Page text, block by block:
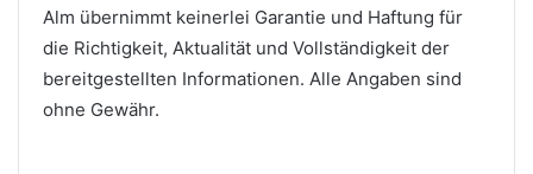
Alm übernimmt keinerlei Garantie und Haftung für
die Richtigkeit, Aktualität und Vollständigkeit der
bereitgestellten Informationen. Alle Angaben sind
ohne Gewähr.